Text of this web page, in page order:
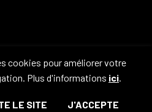
cookies pour améliorer votre
Plus d'informations ici.
LE SITE J'ACCEPTE